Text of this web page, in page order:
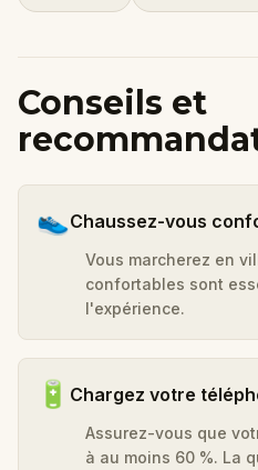
Conseils et
👟Chaussez-vous
Vous marcherez en
confortables sont
l'expérience.
🔋 Chargez votre
Assurez-vous que
à au moins 60 %. La